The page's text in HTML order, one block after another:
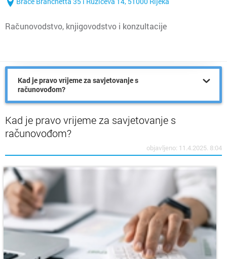
Računovodstvo, knjigovodstvo i konzultacije
Kad je pravo vrijeme za savjetovanje s
računovođom?
Kad je pravo vrijeme za savjetovanje s
računovođom?
objavljeno: 11.4.2025. 8:04